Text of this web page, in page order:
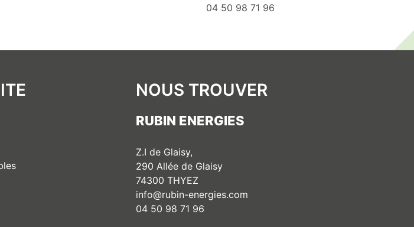
04 50 98 71 96
NOUS TROUVER
RUBIN ENERGIES
Z.I de Glaisy,
290 Allée de Glaisy
74300 THYEZ
info@rubin-energies.com
04 50 98 71 96